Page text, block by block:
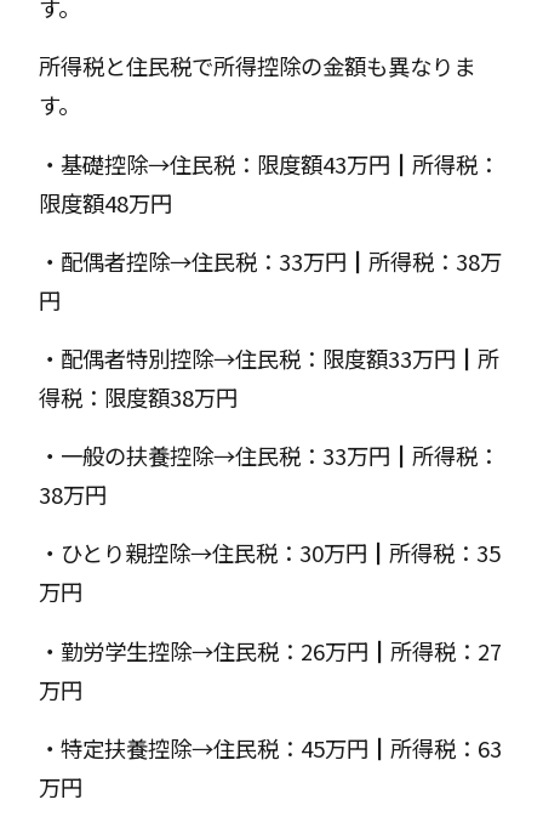
す。
所得税と住民税で所得控除の金額も異なりま
す。
・基礎控除→住民税：限度額43万円┃所得税：
限度額48万円
・配偶者控除→住民税：33万円┃所得税：38万
円
・配偶者特別控除→住民税：限度額33万円┃所
得税：限度額38万円
・一般の扶養控除→住民税：33万円┃所得税：
38万円
・ひとり親控除→住民税：30万円┃所得税：35
万円
・勤労学生控除→住民税：26万円┃所得税：27
万円
・特定扶養控除→住民税：45万円┃所得税：63
万円